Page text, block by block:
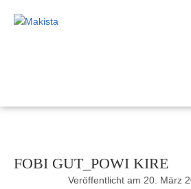
FOBI GUT_POWI KIRE
Veröffentlicht am 20. März